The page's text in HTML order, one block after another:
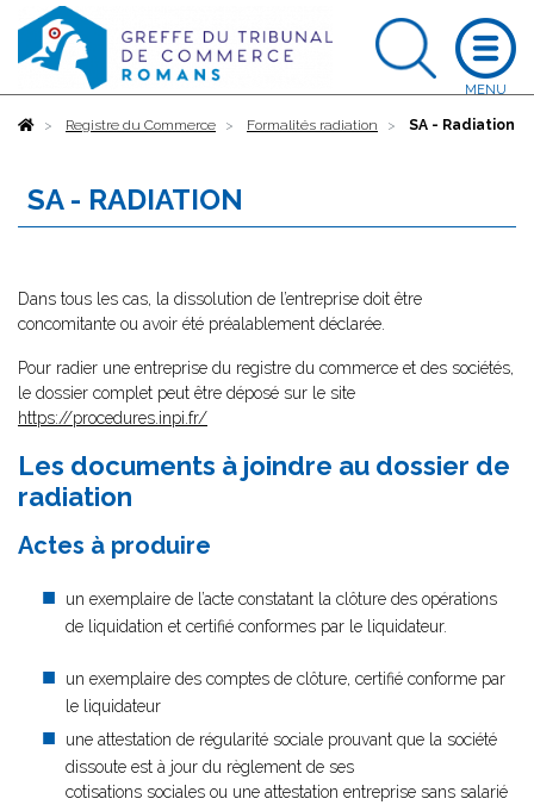
AccueilRegistre du Commerce Formalités radiation SA - Radiation
SA - RADIATION
Dans tous les cas, la dissolution de l’entreprise doit être
concomitante ou avoir été préalablement déclarée.
Pour radier une entreprise du registre du commerce et des sociétés,
le dossier complet peut être déposé sur le site
https://procedures.inpi.fr/
Les documents à joindre au dossier de
radiation
Actes à produire
un exemplaire de l’acte constatant la clôture des opérations
de liquidation et certifié conformes par le liquidateur.
un exemplaire des comptes de clôture, certifié conforme par
le liquidateur
une attestation de régularité sociale prouvant que la société
dissoute est à jour du règlement de ses
cotisations sociales ou une attestation entreprise sans salarié